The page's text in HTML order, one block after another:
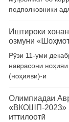
подполковники
Иштироки
озмуни
Рӯзи 11-уми
наврасони
(ноҳияви)-и
Олимпиадаи
«ВКОШП-2023»
иттилоотӣ